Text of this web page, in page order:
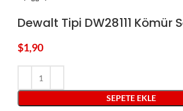
Dewalt Tipi DW28111 Kömür
$1,90
SEPETE EKLE